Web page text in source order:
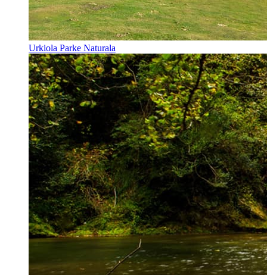
Urkiola Parke Naturala